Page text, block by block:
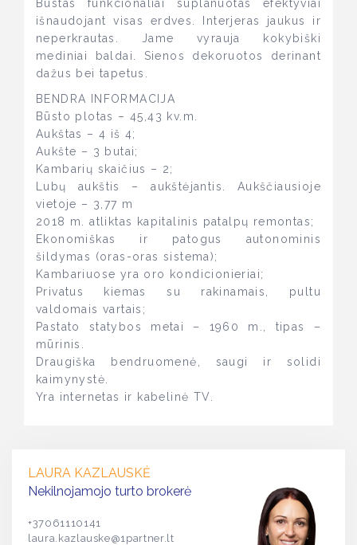
Būstas funkcionaliai suplanuotas efektyviai
išnaudojant visas erdves. Interjeras jaukus ir
neperkrautas. Jame vyrauja kokybiški
mediniai baldai. Sienos dekoruotos derinant
dažus bei tapetus.
BENDRA INFORMACIJA
Būsto plotas – 45,43 kv.m.
Aukštas – 4 iš 4;
Aukšte – 3 butai;
Kambarių skaičius – 2;
Lubų aukštis – aukštėjantis. Aukščiausioje
vietoje – 3,77 m
2018 m. atliktas kapitalinis patalpų remontas;
Ekonomiškas ir patogus autonominis
šildymas (oras-oras sistema);
Kambariuose yra oro kondicionieriai;
Privatus kiemas su rakinamais, pultu
valdomais vartais;
Pastato statybos metai – 1960 m., tipas –
mūrinis.
Draugiška bendruomenė, saugi ir solidi
kaimynystė.
Yra internetas ir kabelinė TV.
LAURA KAZLAUSKĖ
Nekilnojamojo turto brokerė
+37061110141
laura.kazlauske@1partner.lt